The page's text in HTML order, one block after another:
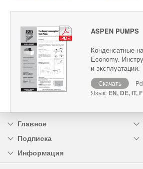
ASPEN PUMPS
Конденсатные
Economy.
и эксплуатации.
Скачать
Язык: EN, DE, IT,
Главное
Подписка
Информация